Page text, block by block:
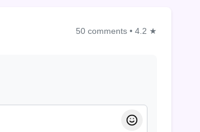
50 comments • 4.2 ★